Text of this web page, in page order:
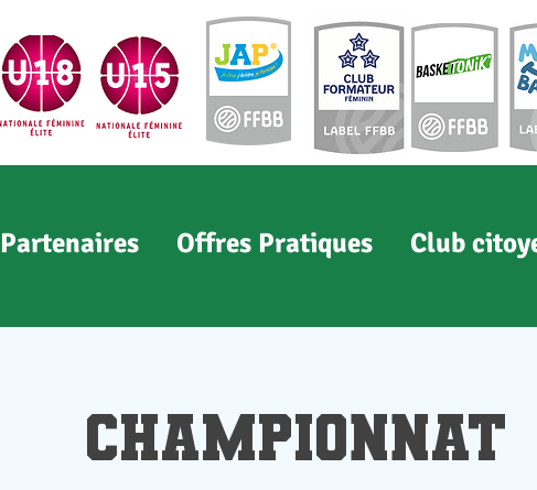
Partenaires Offres Pratiques Club
Championnat